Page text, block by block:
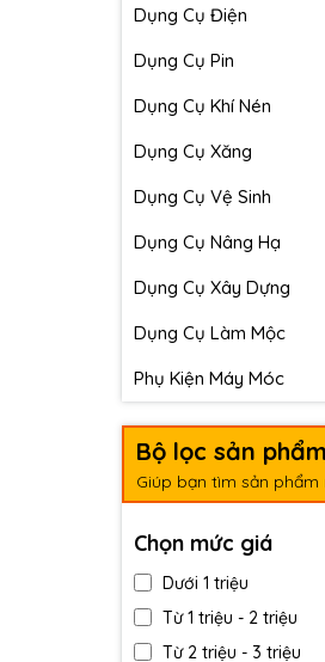
Dụng Cụ Điện
Dụng Cụ Pin
Dụng Cụ Khí Nén
Dụng Cụ Xăng
Dụng Cụ Vệ Sinh
Dụng Cụ Nâng Hạ
Dụng Cụ Xây Dựng
Dụng Cụ Làm Mộc
Phụ Kiện Máy Móc
Bộ lọc sản phẩm
Giúp bạn tìm sản phẩm
Chọn mức giá
Dưới 1 triệu
Từ 1 triệu - 2 triệu
Từ 2 triệu - 3 triệu